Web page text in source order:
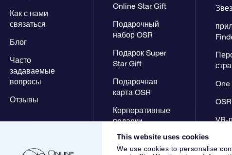
This website uses cookies
We use cookies to personalise
Как с нами
связаться
Блог
Часто
задаваемые
вопросы
Отзывы
Online Star Gift
Подарочный
набор OSR
Подарок Super
Star Gift
Подарочная
карта OSR
Корпоративные
подарки
One
VR-